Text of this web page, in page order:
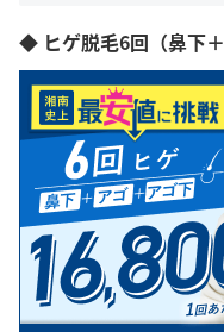
◆ ヒゲ脱毛6回（鼻下